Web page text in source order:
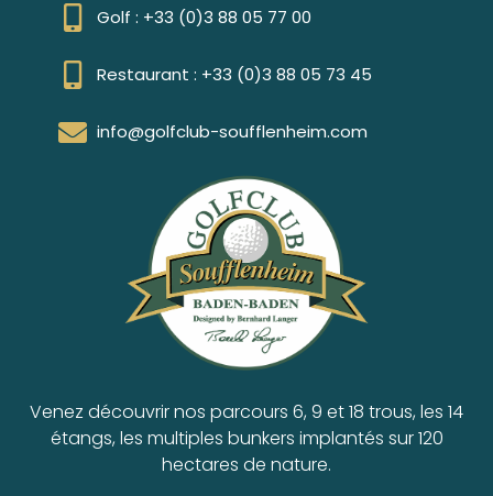
Golf : +33 (0)3 88 05 77 00
Restaurant : +33 (0)3 88 05 73 45
info@golfclub-soufflenheim.com
Venez découvrir nos parcours 6, 9 et 18 trous, les 14
étangs, les multiples bunkers implantés sur 120
hectares de nature.